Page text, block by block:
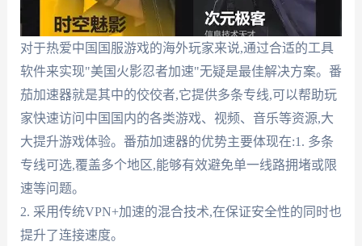
对于热爱中国国服游戏的海外玩家来说,通过合适的工具
软件来实现"美国火影忍者加速"无疑是最佳解决方案。番
茄加速器就是其中的佼佼者,它提供多条专线,可以帮助玩
家快速访问中国国内的各类游戏、视频、音乐等资源,大
大提升游戏体验。番茄加速器的优势主要体现在:1. 多条
专线可选,覆盖多个地区,能够有效避免单一线路拥堵或限
速等问题。
2. 采用传统VPN+加速的混合技术,在保证安全性的同时也
提升了连接速度。